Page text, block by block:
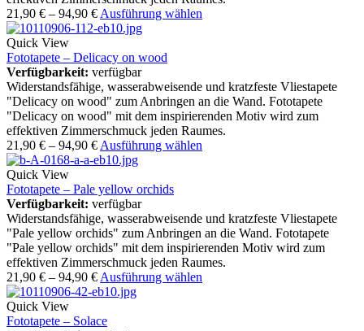
21,90 € – 94,90 € Ausführung wählen
Quick View
Fototapete – Delicacy on wood
Verfügbarkeit: verfügbar
Widerstandsfähige, wasserabweisende und kratzfeste Vliestapete
"Delicacy on wood" zum Anbringen an die Wand. Fototapete
"Delicacy on wood" mit dem inspirierenden Motiv wird zum
effektiven Zimmerschmuck jeden Raumes.
21,90 € – 94,90 € Ausführung wählen
Quick View
Fototapete – Pale yellow orchids
Verfügbarkeit: verfügbar
Widerstandsfähige, wasserabweisende und kratzfeste Vliestapete
"Pale yellow orchids" zum Anbringen an die Wand. Fototapete
"Pale yellow orchids" mit dem inspirierenden Motiv wird zum
effektiven Zimmerschmuck jeden Raumes.
21,90 € – 94,90 € Ausführung wählen
Quick View
Fototapete – Solace